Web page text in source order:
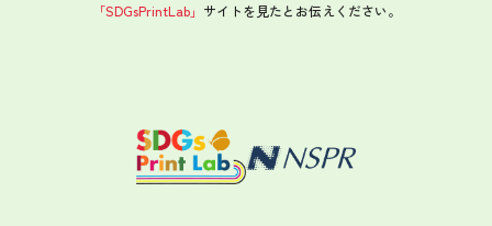
「SDGsPrintLab」 サイトを見たと お伝えください。